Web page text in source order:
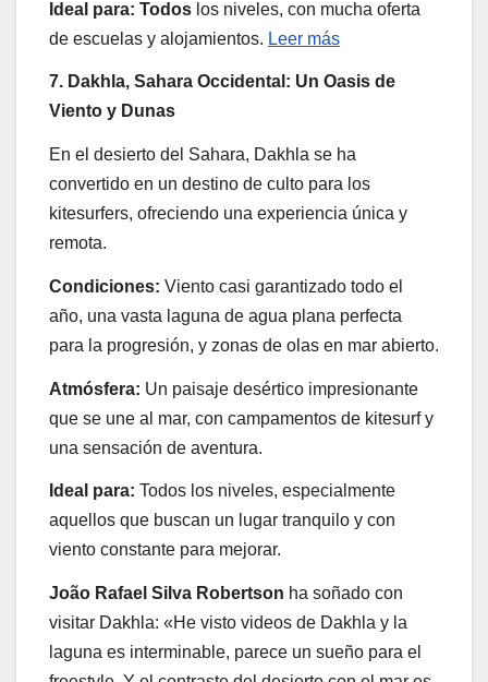
Ideal para: Todos los niveles, con mucha oferta
de escuelas y alojamientos. Leer más
7. Dakhla, Sahara Occidental: Un Oasis de
Viento y Dunas
En el desierto del Sahara, Dakhla se ha
convertido en un destino de culto para los
kitesurfers, ofreciendo una experiencia única y
remota.
Condiciones: Viento casi garantizado todo el
año, una vasta laguna de agua plana perfecta
para la progresión, y zonas de olas en mar abierto.
Atmósfera: Un paisaje desértico impresionante
que se une al mar, con campamentos de kitesurf y
una sensación de aventura.
Ideal para: Todos los niveles, especialmente
aquellos que buscan un lugar tranquilo y con
viento constante para mejorar.
João Rafael Silva Robertson ha soñado con
visitar Dakhla: «He visto videos de Dakhla y la
laguna es interminable, parece un sueño para el